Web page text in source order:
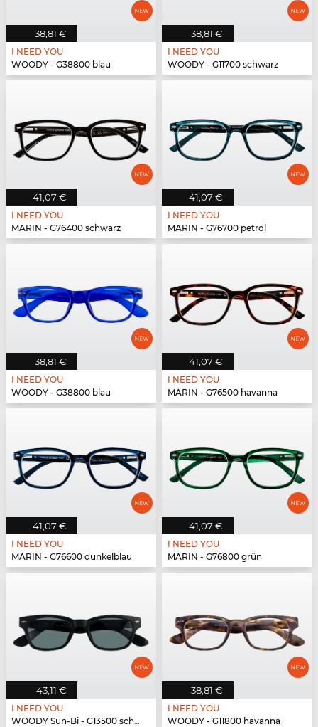
38,81 €
I NEED YOU
WOODY - G38800 blau
38,81 €
I NEED YOU
WOODY - G11700 schwarz
41,07 €
I NEED YOU
MARIN - G76400 schwarz
41,07 €
I NEED YOU
MARIN - G76700 petrol
38,81 €
I NEED YOU
WOODY - G38800 blau
41,07 €
I NEED YOU
MARIN - G76500 havanna
41,07 €
I NEED YOU
MARIN - G76600 dunkelblau
41,07 €
I NEED YOU
MARIN - G76800 grün
43,11 €
I NEED YOU
WOODY Sun-Bi - G13500 schwarz
38,81 €
I NEED YOU
WOODY - G11800 havanna